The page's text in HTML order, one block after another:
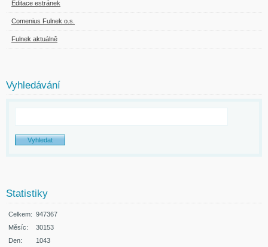
Editace estránek
Comenius Fulnek o.s.
Fulnek aktuálně
Vyhledávání
Statistiky
Celkem: 947367
Měsíc:
30153
Den:
1043